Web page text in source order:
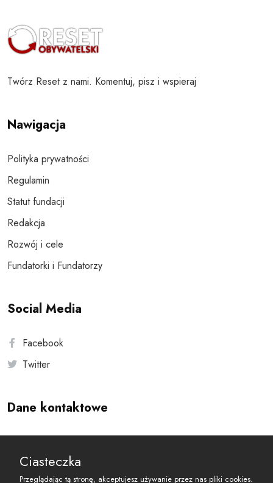
Twórz Reset z nami. Komentuj, pisz i wspieraj
Nawigacja
Polityka prywatności
Regulamin
Statut fundacji
Redakcja
Rozwój i cele
Fundatorki i Fundatorzy
Social Media
Facebook
Twitter
Dane kontaktowe
reset@resetobywatelski.pl
Ciasteczka
Przeglądając tą stronę, akceptujesz używanie przez nas pliki cookies.